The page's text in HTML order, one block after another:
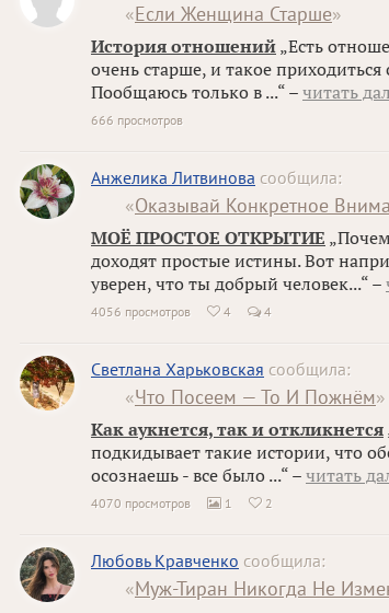
«Если Женщина Старше»
История отношений „Есть
очень старше, и такое приходиться
Пообщаюсь только в ...“ – читать
666 просмотров
Анжелика Литвинова сообщила:
«Оказывай Конкретное
МОЁ ПРОСТОЕ ОТКРЫТИЕ
доходят простые истины. Вот
уверен, что ты добрый человек...“ –
4056 просмотров  4 4
Светлана Харьковская сообщила:
«Что Посеем — То И Пожнём»
Как аукнется, так и откликнется
подкидывает такие истории, что
осознаешь - все было ...“ – читать
4070 просмотров  1  2
Любовь Кравченко сообщила:
«Муж-Тиран Никогда Не